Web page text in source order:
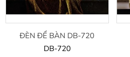
ĐÈN ĐỂ BÀN DB-720
DB-720